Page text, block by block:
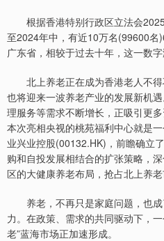
根据香港特别行政区立法会
至2024年中，有近10万名(99600
广东省，相较于过去十年，这一数字
北上养老正在成为香港老人不得
也将迎来一波养老产业的发展新机
理服务等需求不断增长，正吸引更
本次亮相央视的桃苑福利中心就是
业兴业控股(00132.HK)，前瞻确立
购和自投发展相结合的扩张策略，
区的大健康养老布局，抢占北上养老
养老，不再只是家庭问题，也成
力。在政策、需求的共同驱动下，
老”蓝海市场正加速形成。